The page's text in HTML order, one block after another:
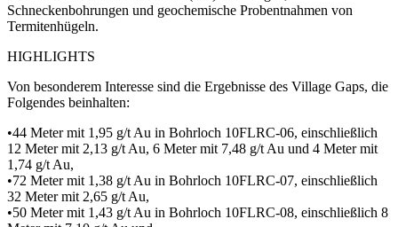
Schneckenbohrungen und geochemische Probentnahmen von
Termitenhügeln.
HIGHLIGHTS
Von besonderem Interesse sind die Ergebnisse des Village Gaps, die
Folgendes beinhalten:
•44 Meter mit 1,95 g/t Au in Bohrloch 10FLRC-06, einschließlich
12 Meter mit 2,13 g/t Au, 6 Meter mit 7,48 g/t Au und 4 Meter mit
1,74 g/t Au,
•72 Meter mit 1,38 g/t Au in Bohrloch 10FLRC-07, einschließlich
32 Meter mit 2,65 g/t Au,
•50 Meter mit 1,43 g/t Au in Bohrloch 10FLRC-08, einschließlich 8